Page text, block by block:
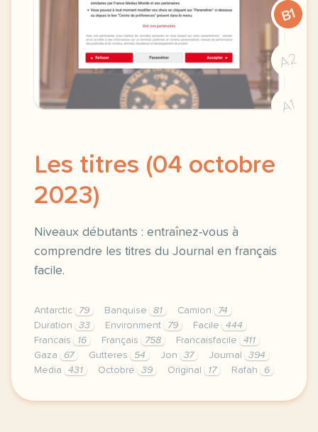
B1
A2
A1
Les titres (04 octobre
2023)
Niveaux débutants : entraînez-vous à
comprendre les titres du Journal en français
facile.
Antarctic 79 Banquise 81 Camion
74
Duration
33 Environment 79 Facile
444
Francais
16 Français 758 Francaisfacile
411
Gaza
67 Gutteres 54 Jon 37 Journal
394
Media
431 Octobre 39 Original 17 Rafah 6
exercice a2 les titres 04 octobre 2023 niveaux